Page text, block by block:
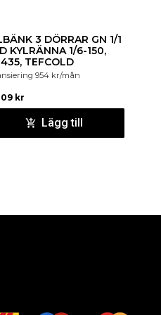
3 DÖRRAR GN 1/1
KYLRÄNNA 1/6-150,
TEFCOLD
954 kr/mån
kr
Lägg till